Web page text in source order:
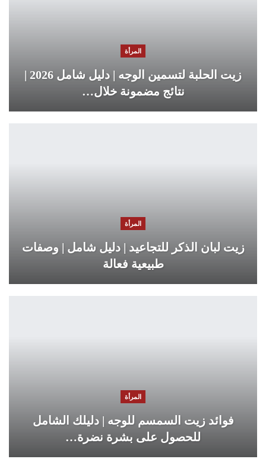
المرأة
زيت الحلبة لتسمين الوجه | دليل شامل 2026 |
نتائج مضمونة خلال…
المرأة
زيت لبان الذكر للتجاعيد | دليل شامل | وصفات
طبيعية فعالة
المرأة
فوائد زيت السمسم للوجه | دليلك الشامل
للحصول على بشرة نضرة…